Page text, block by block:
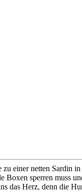
einer netten Sardin
sperren muss
das Herz, denn die